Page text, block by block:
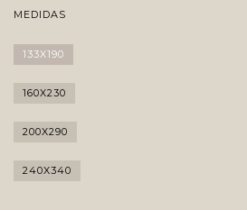
MEDIDAS
133X190
160X230
200X290
240X340